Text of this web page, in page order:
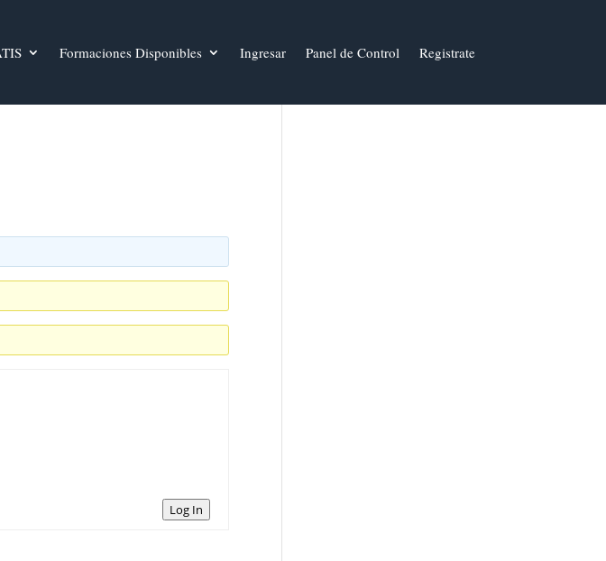
Formaciones Disponibles Ingresar Panel de Control Registrate
Log In